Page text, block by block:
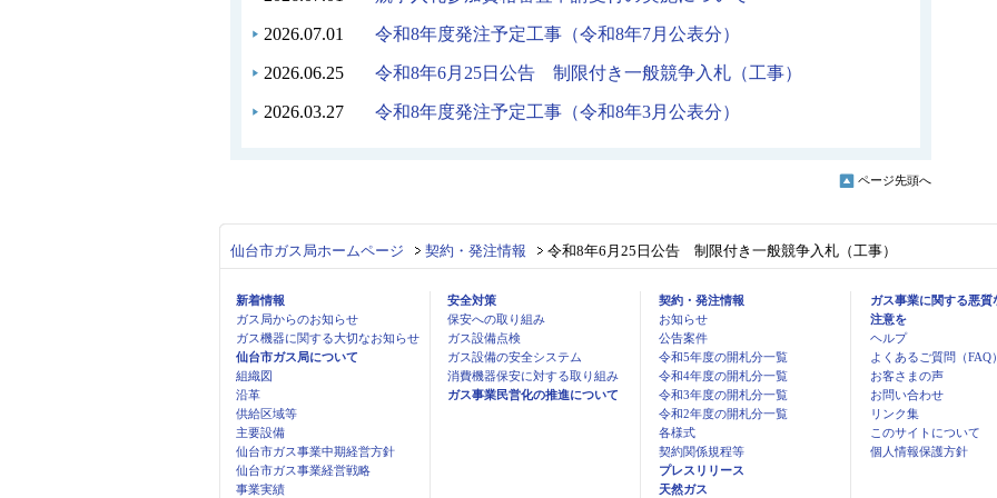
2026.07.01 令和8年度発注予定工事（令和8年7月公表分）
2026.06.25 令和8年6月25日公告 制限付き一般競争入札（工事）
2026.03.27 令和8年度発注予定工事（令和8年3月公表分）
ページ先頭へ
仙台市ガス局ホームページ 契約・発注情報 令和8年6月25日公告 制限付き一般競争入札（工事）
新着情報
ガス局からのお知らせ
ガス機器に関する大切なお知らせ
仙台市ガス局について
組織図
沿革
供給区域等
主要設備
仙台市ガス事業中期経営方針
仙台市ガス事業経営戦略
事業実績
安全対策
保安への取り組み
ガス設備点検
ガス設備の安全システム
消費機器保安に対する取り組み
ガス事業民営化の推進について
契約・発注情報
お知らせ
公告案件
令和5年度の開札分一覧
令和4年度の開札分一覧
令和3年度の開札分一覧
令和2年度の開札分一覧
各様式
契約関係規程等
プレスリリース
天然ガス
ガス事業に関する悪質
注意を
ヘルプ
よくあるご質問（FAQ）
お客さまの声
お問い合わせ
リンク集
このサイトについて
個人情報保護方針